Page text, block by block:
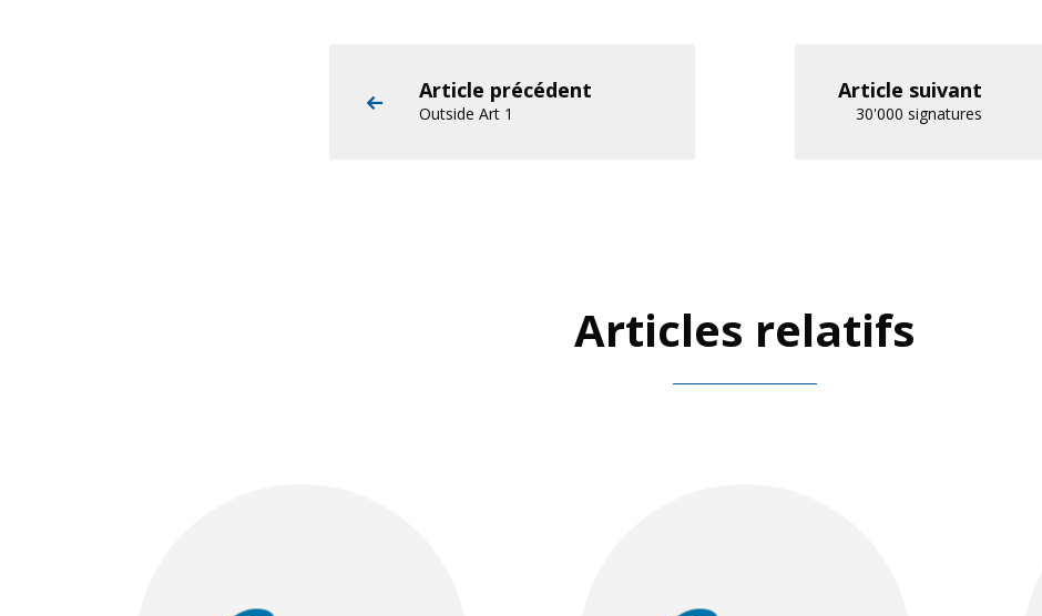
Article précédent
Outside Art 1
Article suivant
30'000 signatures
Articles relatifs